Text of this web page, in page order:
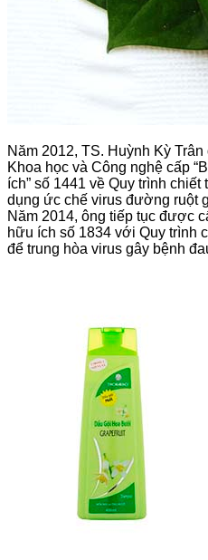
Năm 2012, TS. Huỳnh Kỳ
Khoa học và Công nghệ cấp
ích” số 1441 về Quy trình
dụng ức chế virus đường ruột
Năm 2014, ông tiếp tục được
hữu ích số 1834 với Quy trình
để trung hòa virus gây bệnh